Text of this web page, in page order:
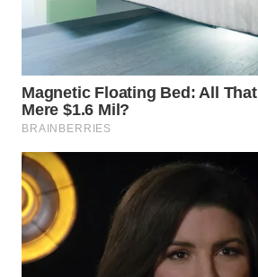
WN
WN
PRIANGAN
WN
SEMARANG
WN